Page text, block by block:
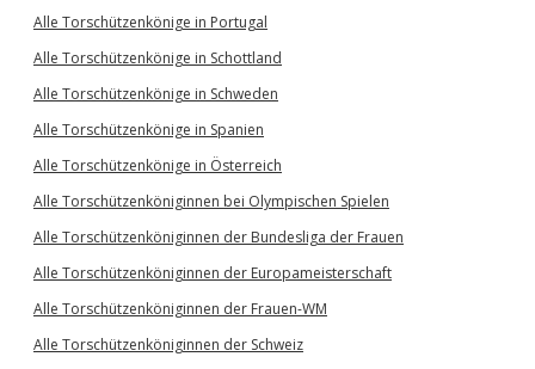
Alle Torschützenkönige in Portugal
Alle Torschützenkönige in Schottland
Alle Torschützenkönige in Schweden
Alle Torschützenkönige in Spanien
Alle Torschützenkönige in Österreich
Alle Torschützenköniginnen bei Olympischen Spielen
Alle Torschützenköniginnen der Bundesliga der Frauen
Alle Torschützenköniginnen der Europameisterschaft
Alle Torschützenköniginnen der Frauen-WM
Alle Torschützenköniginnen der Schweiz